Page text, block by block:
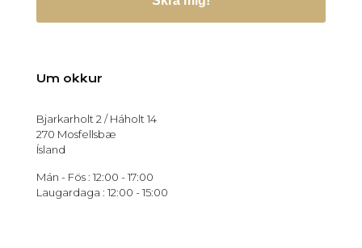
Um okkur
Bjarkarholt 2 / Háholt 14
270 Mosfellsbæ
Ísland
Mán - Fös : 12:00 - 17:00
Laugardaga : 12:00 - 15:00